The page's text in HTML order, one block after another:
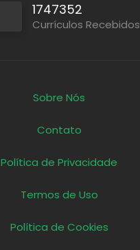
1747352
Currículos Recebidos
Sobre Nós
Contato
Política de Privacidade
Termos de Uso
Política de Cookies